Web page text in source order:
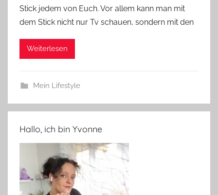
Stick jedem von Euch. Vor allem kann man mit
dem Stick nicht nur Tv schauen, sondern mit den
Weiterlesen
Mein Lifestyle
Hallo, ich bin Yvonne